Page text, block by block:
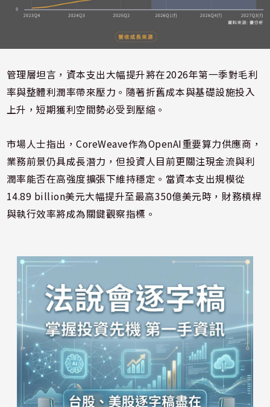
管理層坦言，資本支出大幅提升將在2026年第一季對毛利
率與整體利潤率帶來壓力。隨著折舊成本與基礎設施投入
上升，短期獲利空間勢必受到壓縮。
市場人士指出，CoreWeave作為OpenAI重要算力供應商，
業務前景仍具成長潛力，但投資人目前更關注現金流與利
潤率能否在高強度擴張下維持穩定。當資本支出規模從
14.89 billion美元大幅提升至最高350億美元時，財務槓桿
與執行效率將成為關鍵觀察指標。